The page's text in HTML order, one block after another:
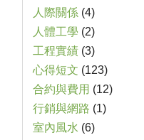
人際關係 (4)
人體工學 (2)
工程實績 (3)
心得短文 (123)
合約與費用 (12)
行銷與網路 (1)
室內風水 (6)